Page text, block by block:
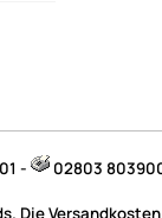
- 02803
Die